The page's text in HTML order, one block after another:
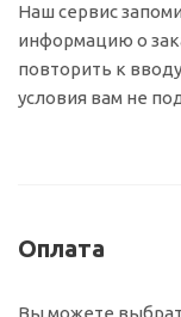
Наш сервис
информацию о
повторить к
условия вам не
Оплата
Вы можете